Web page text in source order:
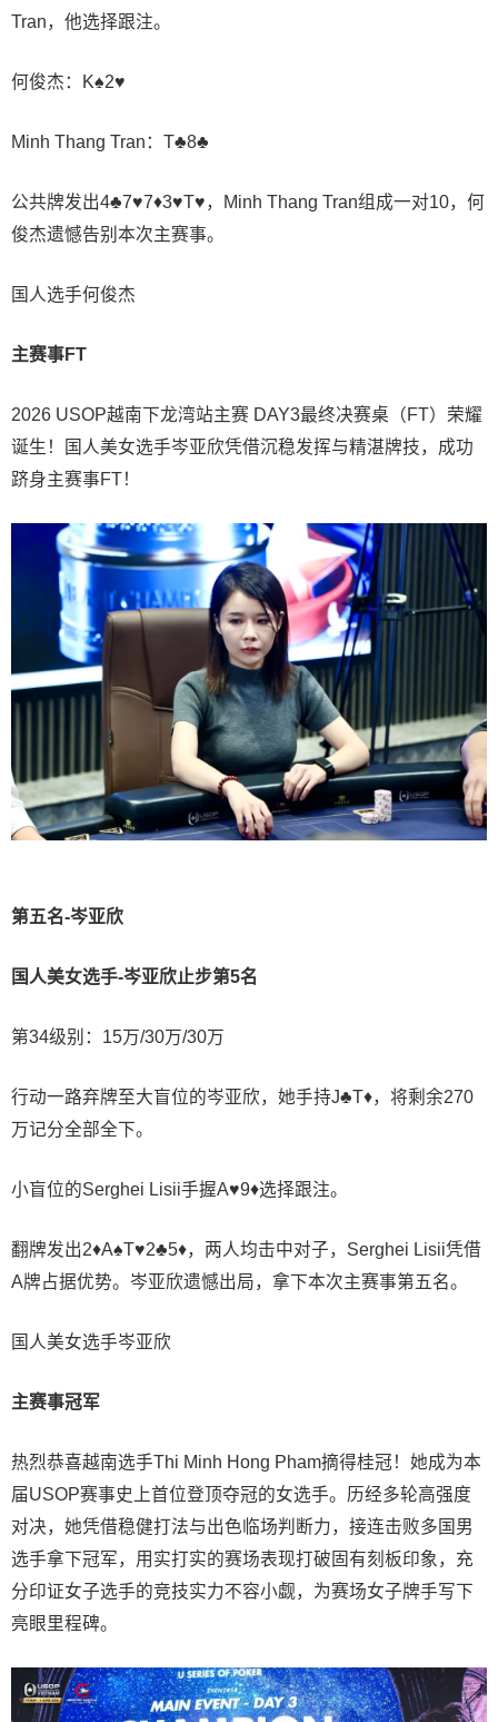
Tran，他选择跟注。
何俊杰：K♠2♥
Minh Thang Tran：T♣8♣
公共牌发出4♣7♥7♦3♥T♥，Minh Thang Tran组成一对10，何
俊杰遗憾告别本次主赛事。
国人选手何俊杰
主赛事FT
2026 USOP越南下龙湾站主赛 DAY3最终决赛桌（FT）荣耀
诞生！国人美女选手岑亚欣凭借沉稳发挥与精湛牌技，成功
跻身主赛事FT！
第五名-岑亚欣
国人美女选手-岑亚欣止步第5名
第34级别：15万/30万/30万
行动一路弃牌至大盲位的岑亚欣，她手持J♣T♦，将剩余270
万记分全部全下。
小盲位的Serghei Lisii手握A♥9♦选择跟注。
翻牌发出2♦A♠T♥2♣5♦，两人均击中对子，Serghei Lisii凭借
A牌占据优势。岑亚欣遗憾出局，拿下本次主赛事第五名。
国人美女选手岑亚欣
主赛事冠军
热烈恭喜越南选手Thi Minh Hong Pham摘得桂冠！她成为本
届USOP赛事史上首位登顶夺冠的女选手。历经多轮高强度
对决，她凭借稳健打法与出色临场判断力，接连击败多国男
选手拿下冠军，用实打实的赛场表现打破固有刻板印象，充
分印证女子选手的竞技实力不容小觑，为赛场女子牌手写下
亮眼里程碑。